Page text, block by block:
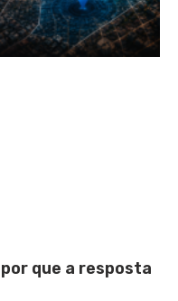
que a resposta